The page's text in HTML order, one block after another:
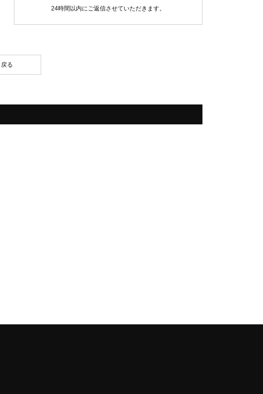
24時間以内にご返信させていただきます。
戻る